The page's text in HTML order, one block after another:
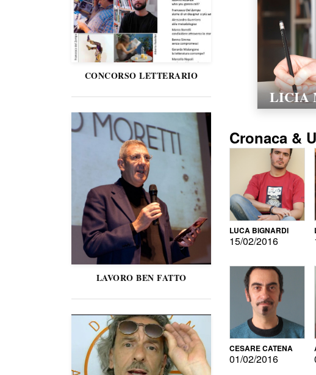
CONCORSO LETTERARIO
LAVORO BEN FATTO
Cronaca &
LUCA BIGNARDI
15/02/2016
CESARE CATENA
01/02/2016